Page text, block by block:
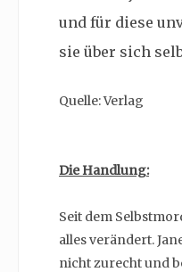
und für diese
sie über sich
Quelle: Verlag
Die Handlung:
Seit dem
alles verändert.
nicht zurecht und